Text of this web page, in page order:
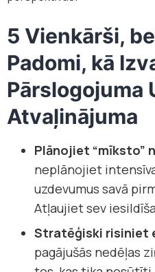
5 Vienkārši,
Padomi, kā
Pārslogojuma
Atvaļinājuma
Plānojiet “mīksto”
neplānojiet
uzdevumus savā
Atļaujiet sev
Stratēģiski risiniet
pagājušās nedēļas